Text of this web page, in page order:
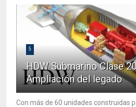
5
HDW Submarino Clase
Ampliación del legado
Con más de 60 unidades construidas